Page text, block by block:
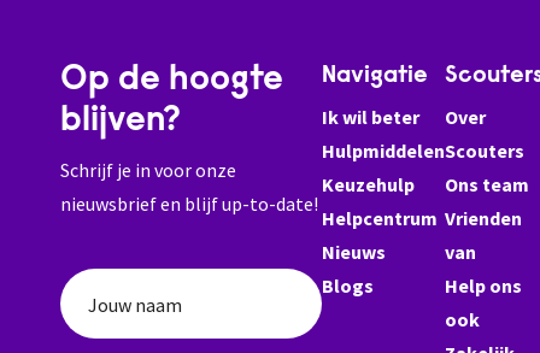
Op de hoogte
blijven?
Schrijf je in voor onze
nieuwsbrief en blijf up-to-date!
Jouw naam
Navigatie
Ik wil beter
Hulpmiddelen
Keuzehulp
Helpcentrum
Nieuws
Blogs
Over
Scouters
Ons team
Vrienden
van
Help ons
ook